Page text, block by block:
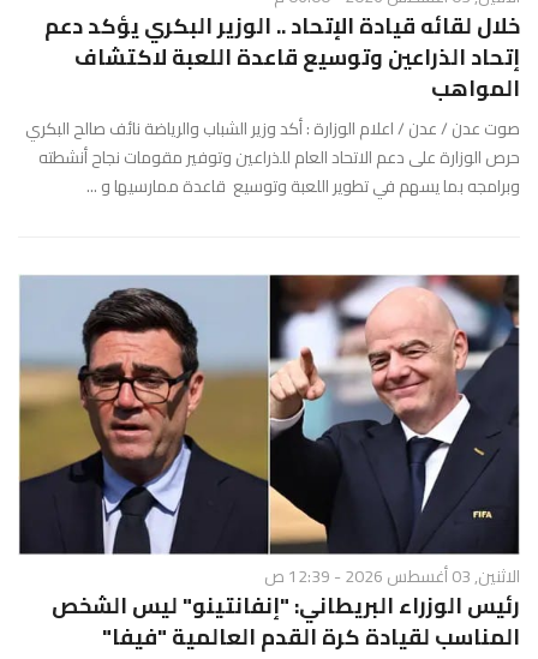
خلال لقائه قيادة الإتحاد .. الوزير البكري يؤكد دعم
إتحاد الذراعين وتوسيع قاعدة اللعبة لاكتشاف
المواهب
صوت عدن / عدن / اعلام الوزارة : أكد وزير الشباب والرياضة نائف صالح البكري
حرص الوزارة على دعم الاتحاد العام للذراعين وتوفير مقومات نجاح أنشطته
وبرامجه بما يسهم في تطوير اللعبة وتوسيع قاعدة ممارسيها و ...
الاثنين, 03 أغسطس 2026 - 12:39 ص
رئيس الوزراء البريطاني: "إنفانتينو" ليس الشخص
المناسب لقيادة كرة القدم العالمية "فيفا"